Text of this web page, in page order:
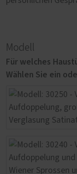
Modell
Für welches